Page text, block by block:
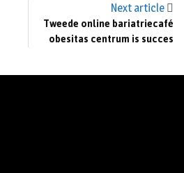
Next article
Tweede online bariatriecafé
obesitas centrum is succes